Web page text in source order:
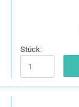
Stück: